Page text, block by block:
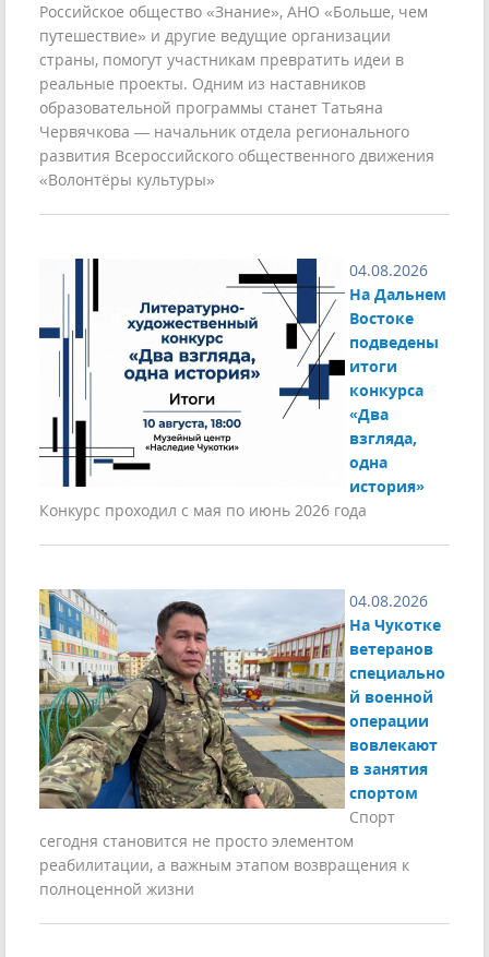
Российское общество «Знание», АНО «Больше, чем
путешествие» и другие ведущие организации
страны, помогут участникам превратить идеи в
реальные проекты. Одним из наставников
образовательной программы станет Татьяна
Червячкова — начальник отдела регионального
развития Всероссийского общественного движения
«Волонтёры культуры»
04.08.2026
На Дальнем
Востоке
подведены
итоги
конкурса
«Два
взгляда,
одна
история»
Конкурс проходил с мая по июнь 2026 года
04.08.2026
На Чукотке
ветеранов
специально
й военной
операции
вовлекают
в занятия
спортом
Спорт
сегодня становится не просто элементом
реабилитации, а важным этапом возвращения к
полноценной жизни